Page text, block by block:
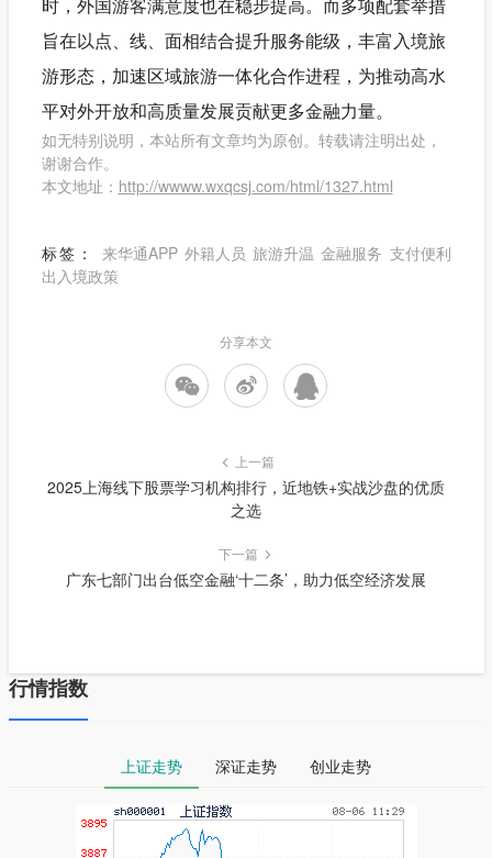
旨在以点、线、面相结合提升服务能级，丰富入境旅
游形态，加速区域旅游一体化合作进程，为推动高水
平对外开放和高质量发展贡献更多金融力量。
如无特别说明，本站所有文章均为原创。转载请注明出处，
谢谢合作。
本文地址： http://wwww.wxqcsj.com/html/1327.html
标签： 来华通APP 外籍人员 旅游升温 金融服务 支付便利
出入境政策
分享本文
上一篇
2025上海线下股票学习机构排行，近地铁+实战沙盘的优质
之选
下一篇
广东七部门出台低空金融‘十二条’，助力低空经济发展
行情指数
上证走势 深证走势 创业走势